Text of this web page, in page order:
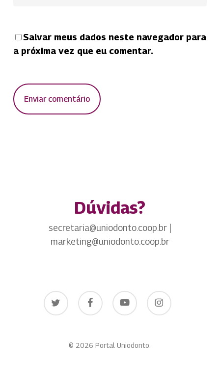
Salvar meus dados neste navegador para
a próxima vez que eu comentar.
Dúvidas?
secretaria@uniodonto.coop.br |
marketing@uniodonto.coop.br
twitter facebook youtube instagram
© 2026 Portal Uniodonto.